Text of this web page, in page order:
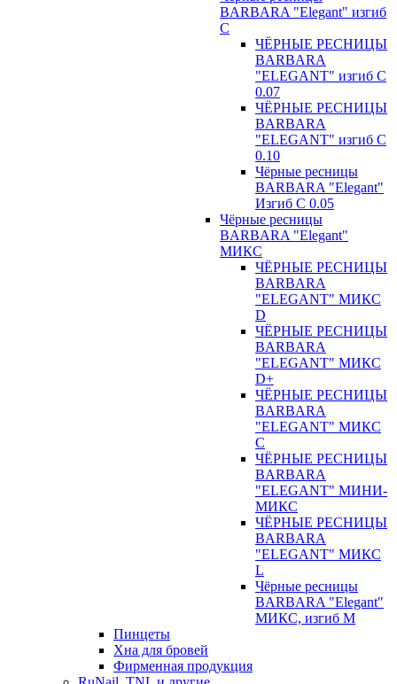
BARBARA "Elegant" изгиб
С
ЧЁРНЫЕ РЕСНИЦЫ
BARBARA
"ELEGANT" изгиб С
0.07
ЧЁРНЫЕ РЕСНИЦЫ
BARBARA
"ELEGANT" изгиб С
0.10
Чёрные ресницы
BARBARA "Elegant"
Изгиб С 0.05
Чёрные ресницы
BARBARA "Elegant"
МИКС
ЧЁРНЫЕ РЕСНИЦЫ
BARBARA
"ELEGANT" МИКС
D
ЧЁРНЫЕ РЕСНИЦЫ
BARBARA
"ELEGANT" МИКС
D+
ЧЁРНЫЕ РЕСНИЦЫ
BARBARA
"ELEGANT" МИКС
С
ЧЁРНЫЕ РЕСНИЦЫ
BARBARA
"ELEGANT" МИНИ-
МИКС
ЧЁРНЫЕ РЕСНИЦЫ
BARBARA
"ELEGANT" МИКС
L
Чёрные ресницы
BARBARA "Elegant"
МИКС, изгиб М
Пинцеты
Хна для бровей
Фирменная продукция